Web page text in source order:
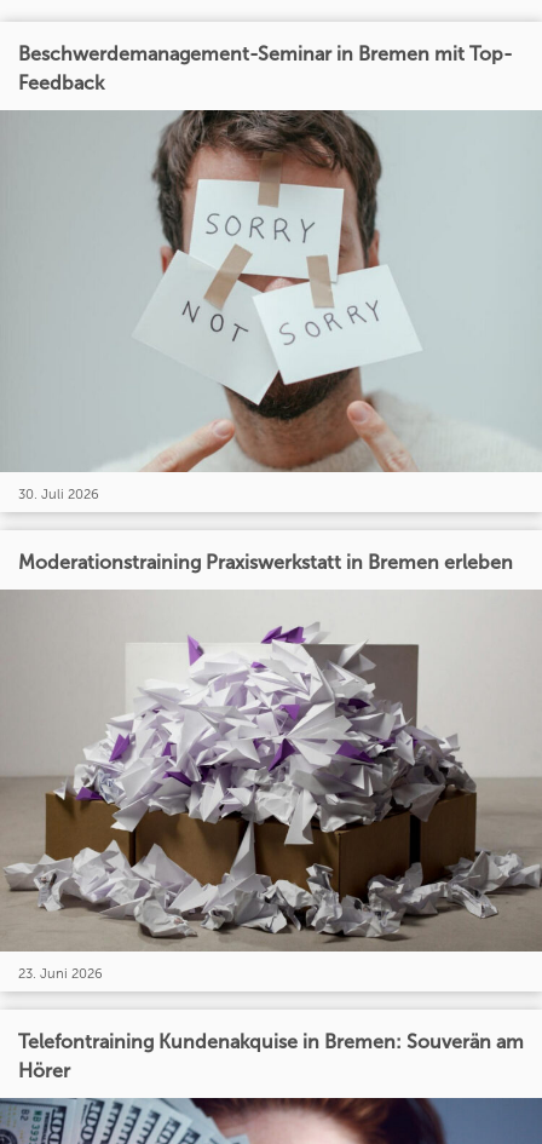
Beschwerdemanagement-Seminar in Bremen mit Top-
Feedback
30. Juli 2026
Moderationstraining Praxiswerkstatt in Bremen erleben
23. Juni 2026
Telefontraining Kundenakquise in Bremen: Souverän am
Hörer